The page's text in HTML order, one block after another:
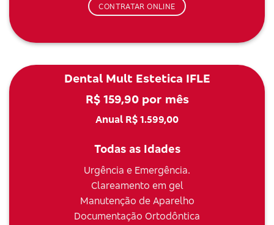
CONTRATAR ONLINE
Dental Mult Estetica IFLE
R$ 159,90 por mês
Anual R$ 1.599,00
Todas as Idades
Urgência e Emergência.
Clareamento em gel
Manutenção de Aparelho
Documentação Ortodôntica